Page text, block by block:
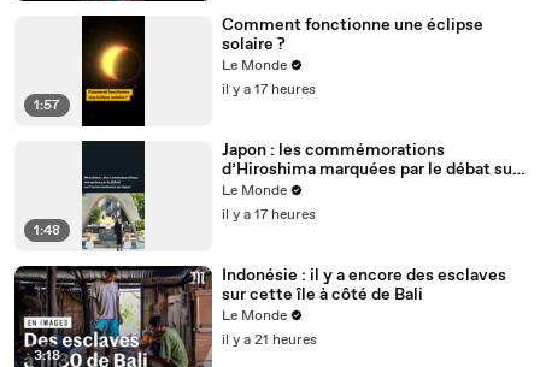
1:57
Comment fonctionne une éclipse
solaire ?
Le Monde
il y a 17 heures
1:48
Japon : les commémorations
d’Hiroshima marquées par le débat sur
l’arme nucléaire
Le Monde
il y a 17 heures
3:18
Indonésie : il y a encore des esclaves
sur cette île à côté de Bali
Le Monde
il y a 21 heures